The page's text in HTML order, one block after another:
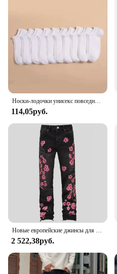
Носки-лодочки унисекс повседневные однотонные, тонкие дышащие удобные поглощающие пот, с низким вырезом, защита от запаха, для мужчин и женщин, 10 пар
114,05руб.
Новые европейские джинсы для мужчин, рваные джинсовые брюки с цветочным принтом в стиле пэчворк, мужская модная одежда
2 522,38руб.